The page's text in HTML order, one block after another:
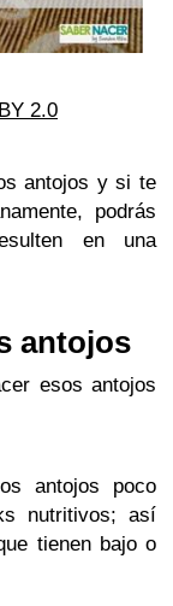
2.0
antojos y si te
podrás
en una
antojos
esos antojos
antojos poco
nutritivos; así
tienen bajo o